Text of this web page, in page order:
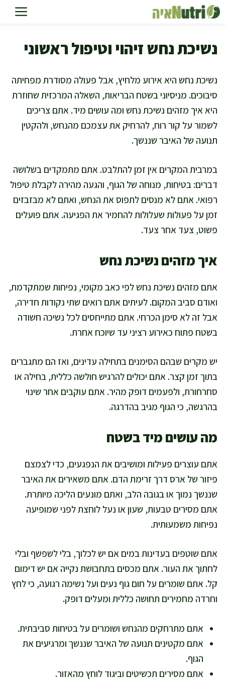
לדלג
לתוכן
נשיכת נחש זיהוי וטיפול ראשוני
נשיכת נחש היא אירוע מלחיץ, אבל פעולה מסודרת מפחיתה
סיבוכים. מניסיוני בשטח הבריאות, השאלה המרכזית שחוזרת
היא איך מזהים נשיכת נחש ומה עושים מיד. אתם צריכים
לשמור על קור רוח, להרחיק את עצמכם מהנחש, ולהקטין
תנועה של האיבר שננשך.
במרבית המקרים אין זמן להתלבט. אתם מתמקדים בשלושה
דברים: בטיחות, מנוחה של הגוף, והגעה מהירה לקבלת טיפול
רפואי. אתם לא מנסים לתפוס את הנחש, ואתם לא מבזבזים
זמן על פעולות שעלולות להחמיר את הפגיעה. אתם פועלים
פשוט, צעד אחר צעד.
איך מזהים נשיכת נחש
אתם מזהים נשיכת נחש לפי כאב מקומי, נפיחות שמתקדמת,
ואודם סביב המקום. לעיתים אתם רואים שתי נקודות חדירה,
אבל זה לא סימן הכרחי. אתם מתייחסים לכל נשיכה חשודה
בשטח פתוח כאירוע רציני עד שיוכח אחרת.
יש מקרים שבהם הסימנים בתחילה עדינים, ואז הם מתגברים
בתוך זמן קצר. אתם יכולים להרגיש חולשה כללית, בחילה או
סחרחורת, ולפעמים דופק מהיר. אתם עוקבים אחר שינוי
בהרגשה, כי הגוף מגיב בהדרגה.
מה עושים מיד בשטח
אתם עוצרים פעילות ומושיבים את הנפגעים, כדי לצמצם
פיזור של ארס דרך זרימת הדם. אתם משאירים את האיבר
שננשך נמוך או בגובה הלב, ואתם מונעים הליכה מיותרת.
אתם מסירים טבעות, שעון או נעל לוחצת לפני שמופיעה
נפיחות משמעותית.
אתם שוטפים בעדינות במים אם יש לכלוך, בלי לשפשף ובלי
לחתוך את העור. אתם מכסים בתחבושת נקייה אם יש דימום
קל. אתם שומרים על חום גוף נעים ועל נשימה רגועה, כי לחץ
וחרדה מחמירים תחושה כללית ומעלים דופק.
אתם מתרחקים מהנחש ושומרים על בטיחות סביבתית.
אתם מקטינים תנועה של האיבר שננשך ומרגיעים את
הגוף.
אתם מסירים תכשיטים וביגוד לוחץ מהאזור.